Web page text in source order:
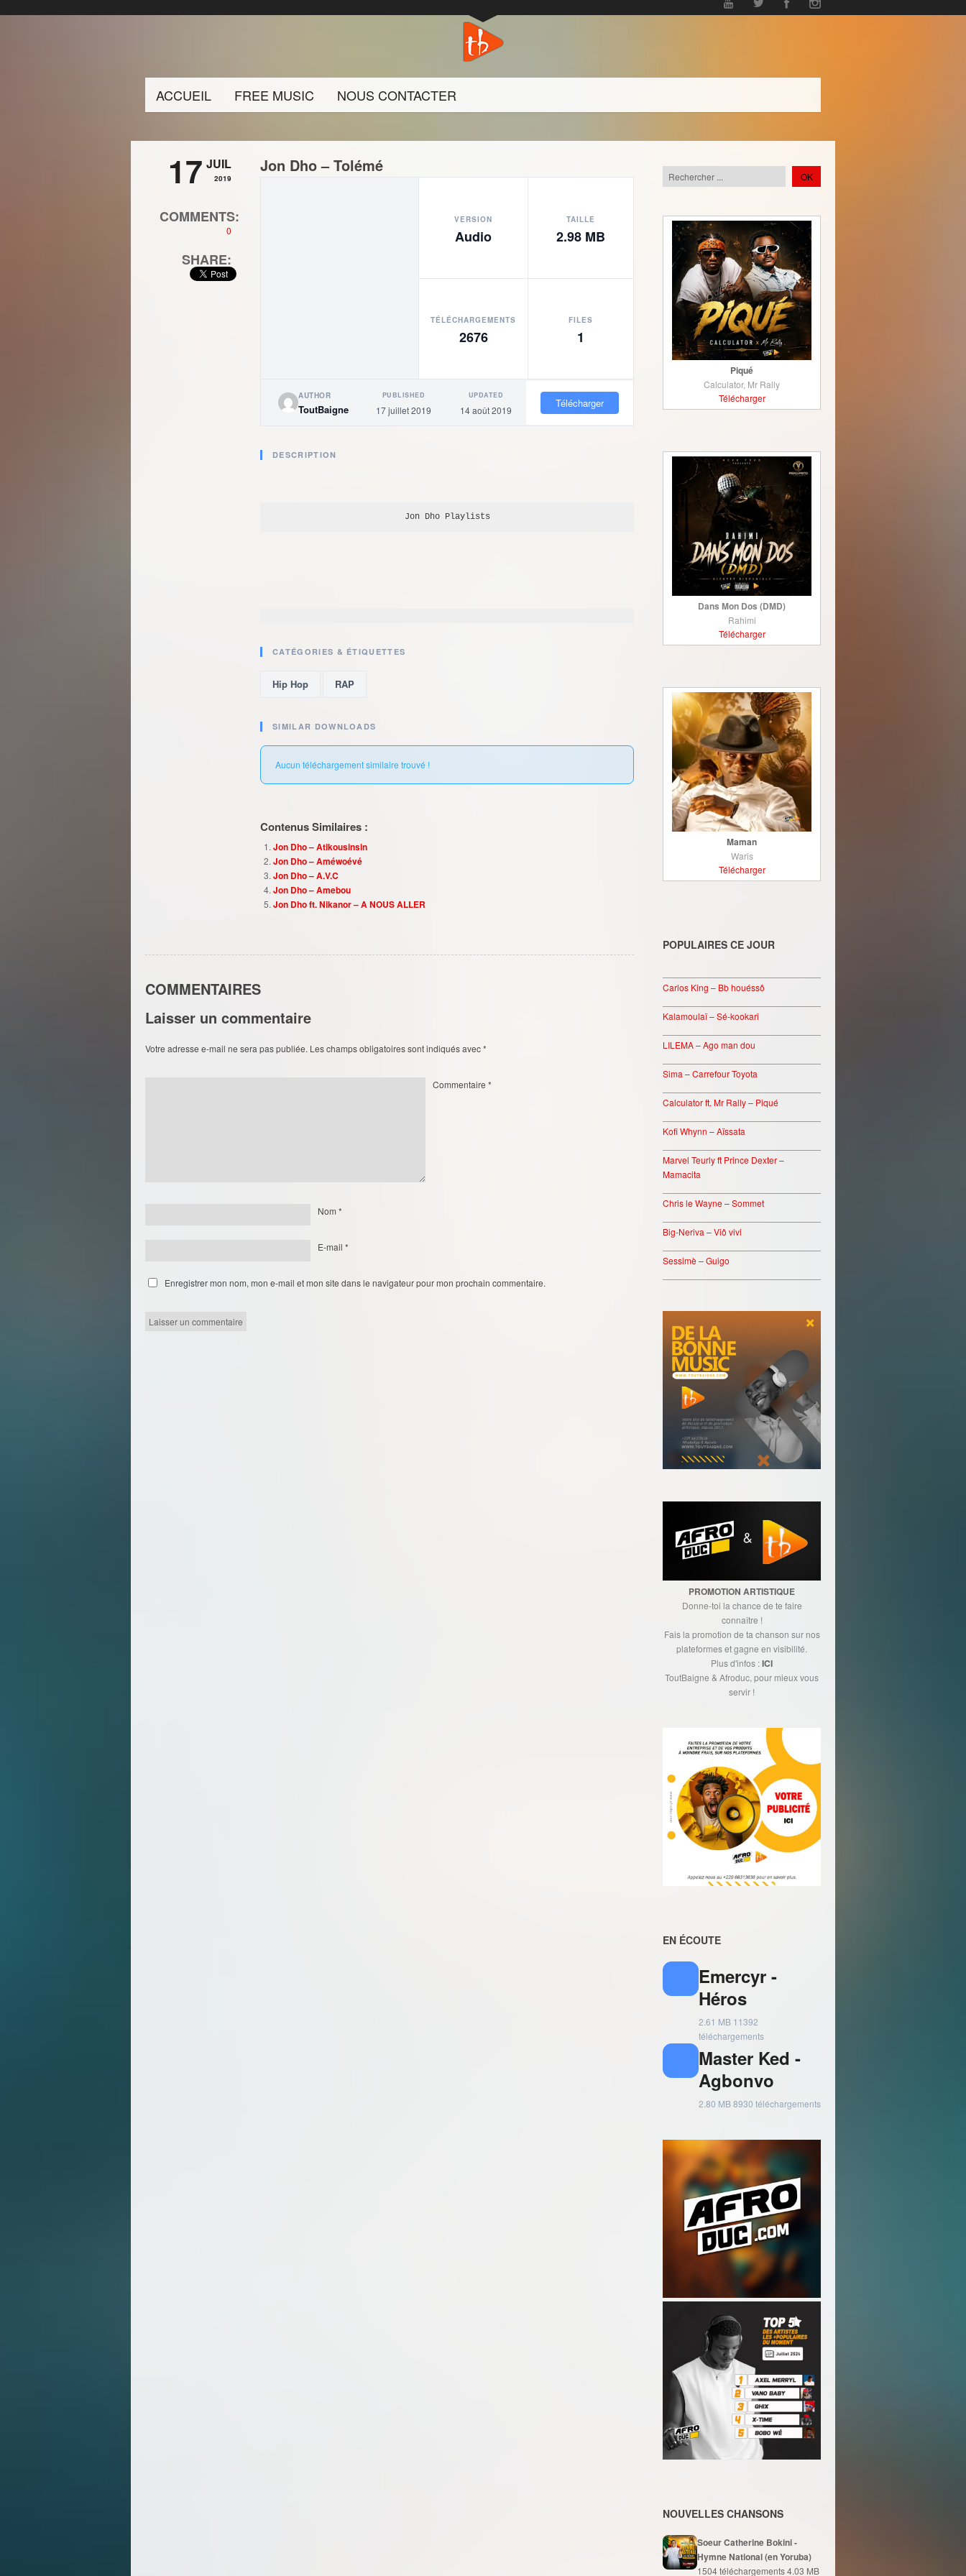
ACCUEIL FREE MUSIC NOUS CONTACTER
17 JUIL
2019
COMMENTS:
0
SHARE:
Jon Dho – Tolémé
VERSION
Audio
TAILLE
2.98 MB
TÉLÉCHARGEMENTS
2676
FILES
1
AUTHOR
ToutBaigne
PUBLISHED
17 juillet 2019
UPDATED
14 août 2019
Télécharger
DESCRIPTION
Jon Dho Playlists
CATÉGORIES & ÉTIQUETTES
Hip Hop RAP
SIMILAR DOWNLOADS
Aucun téléchargement similaire trouvé !
Contenus Similaires :
Jon Dho – Atikousinsin
Jon Dho – Améwoévé
Jon Dho – A.V.C
Jon Dho – Amebou
Jon Dho ft. Nikanor – A NOUS ALLER
COMMENTAIRES
Laisser un commentaire
Votre adresse e-mail ne sera pas publiée. Les champs obligatoires sont indiqués avec*
Commentaire *
Nom *
E-mail *
Enregistrer mon nom, mon e-mail et mon site dans le navigateur pour mon prochain commentaire.
Piqué
Calculator, Mr Rally
Télécharger
Dans Mon Dos (DMD)
Rahimi
Télécharger
Maman
Waris
Télécharger
POPULAIRES CE JOUR
Carlos King – Bb houéssô
Kalamoulaï – Sé-kookari
LILEMA – Ago man dou
Sima – Carrefour Toyota
Calculator ft. Mr Rally – Piqué
Kofi Whynn – Aïssata
Marvel Teurly ft Prince Dexter –
Mamacita
Chris le Wayne – Sommet
Big-Neriva – Viô vivi
Sessimè – Guigo
PROMOTION ARTISTIQUE
Donne-toi la chance de te faire
connaître !
Fais la promotion de ta chanson sur nos
plateformes et gagne en visibilité.
Plus d'infos :ICI
ToutBaigne & Afroduc, pour mieux vous
servir !
EN ÉCOUTE
Emercyr -
Héros
2.61 MB 11392
téléchargements
Master Ked -
Agbonvo
2.80 MB8930 téléchargements
NOUVELLES CHANSONS
Soeur Catherine Bokini -
Hymne National (en Yoruba)
1504 téléchargements4.03 MB